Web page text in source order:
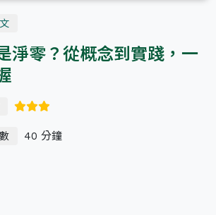
淨零？從概念到實踐，一
40 分鐘